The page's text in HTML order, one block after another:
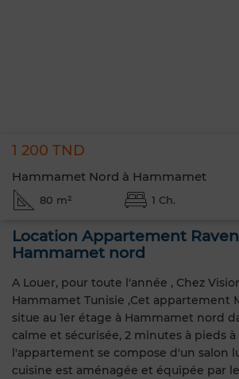
1 200 TND
Hammamet Nord à Hammamet
80 m² 1 Ch.
Location Appartement
Hammamet nord
A Louer, pour toute l'année , Chez
Hammamet Tunisie ,Cet appartement
situe au 1er étage à Hammamet nord
calme et sécurisée, 2 minutes à pieds à
l'appartement se compose d'un salon
cuisine est aménagée et équipée par